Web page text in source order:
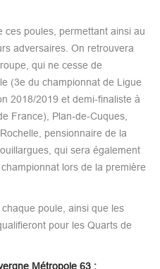
ces poules, permettant ainsi au
adversaires. On retrouvera
qui ne cesse de
(3e du championnat de Ligue
2018/2019 et demi-finaliste à
France), Plan-de-Cuques,
pensionnaire de la
qui sera également
lors de la première
poule, ainsi que les
pour les Quarts de
Métropole 63 :